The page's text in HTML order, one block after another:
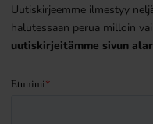
Uutiskirjeemme ilmestyy
halutessaan perua milloin
uutiskirjeitämme sivun